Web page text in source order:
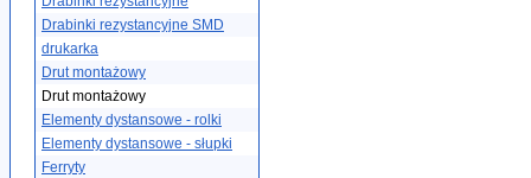
Drabinki rezystancyjne SMD
drukarka
Drut montażowy
Drut montażowy
Elementy dystansowe - rolki
Elementy dystansowe - słupki
Ferryty